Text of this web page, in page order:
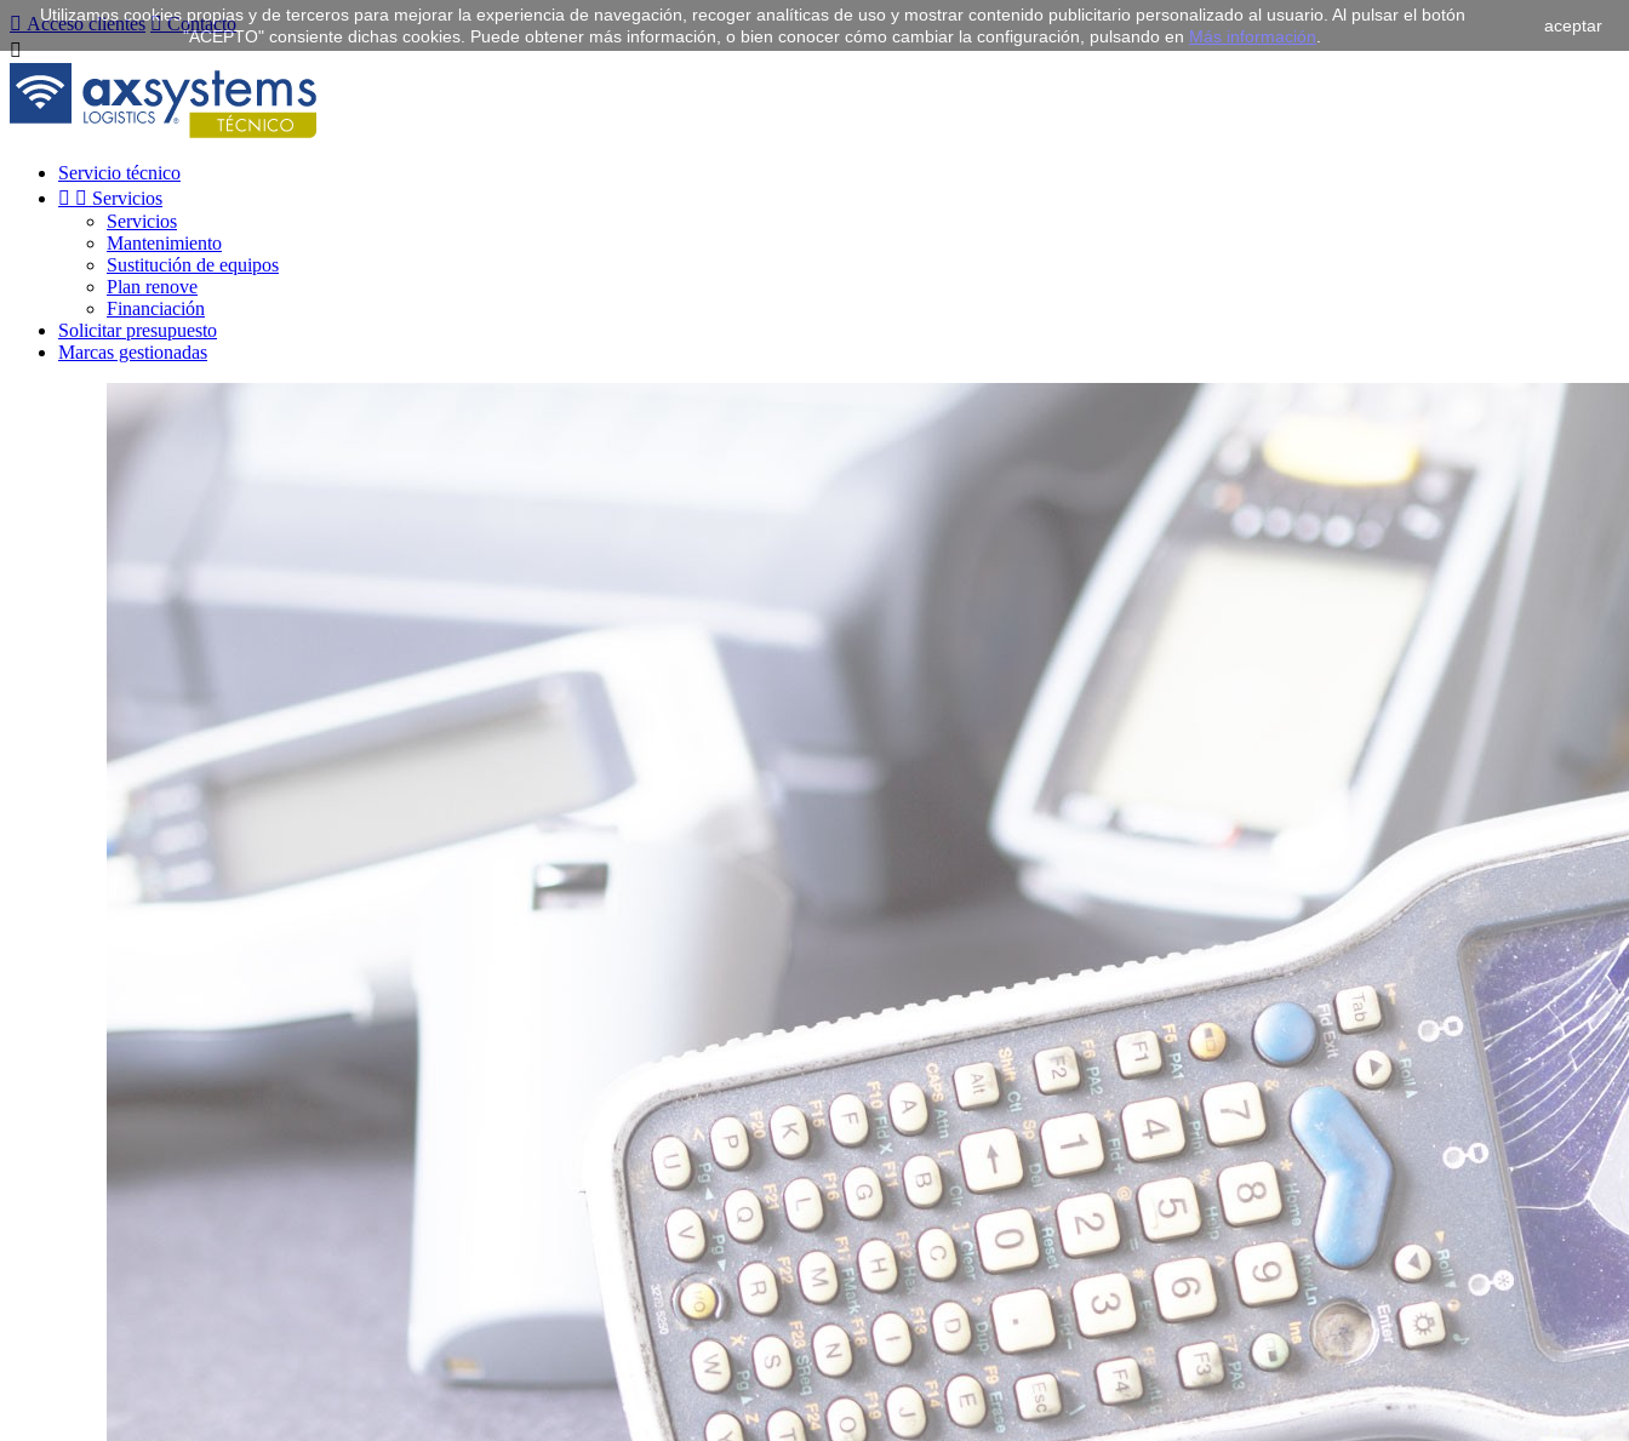
 Acceso clientes Contacto

Servicio técnico
  Servicios
Servicios
Mantenimiento
Sustitución de equipos
Plan renove
Financiación
Solicitar presupuesto
Marcas gestionadas
Utilizamos cookies propias y de terceros para mejorar la experiencia de navegación, recoger analíticas de uso y mostrar contenido publicitario personalizado al usuario. Al pulsar el botón
"ACEPTO" consiente dichas cookies. Puede obtener más información, o bien conocer cómo cambiar la configuración, pulsando en Más información
aceptar